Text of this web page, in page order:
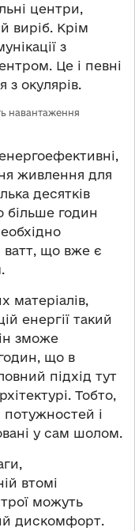
центри,
виріб. Крім
з
Це і певні
з окулярів.
навантаження
живлення для
десятків
більше годин
що вже є
матеріалів,
енергії такий
зможе
що в
підхід тут
Тобто,
і
у сам шолом.
втомі
можуть
дискомфорт.